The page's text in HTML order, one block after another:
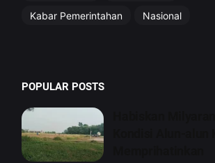
Kabar Pemerintahan
Nasional
POPULAR POSTS